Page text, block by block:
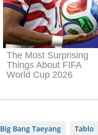
Big Bang Taeyang Tablo